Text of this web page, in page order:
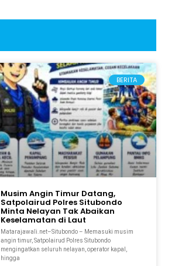
BERITA
Musim Angin Timur Datang,
Satpolairud Polres Situbondo
Minta Nelayan Tak Abaikan
Keselamatan di Laut
Matarajawali.net–Situbondo – Memasuki musim
angin timur, Satpolairud Polres Situbondo
mengingatkan seluruh nelayan, operator kapal,
hingga